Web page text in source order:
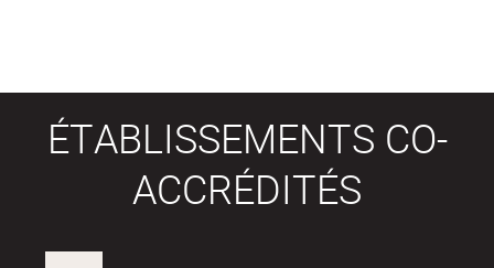
ÉTABLISSEMENTS CO-
ACCRÉDITÉS